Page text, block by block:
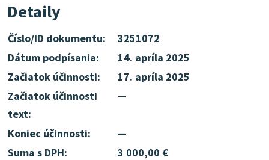
Detaily
Číslo/ID dokumentu:
3251072
Dátum podpísania:
14. apríla 2025
Začiatok účinnosti:
17. apríla 2025
Začiatok účinnosti
text:
—
Koniec účinnosti:
—
Suma s DPH:
3 000,00 €